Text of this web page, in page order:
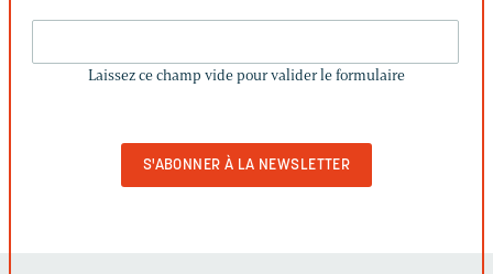
CHAMP
Laissez ce champ vide pour valider le formulaire